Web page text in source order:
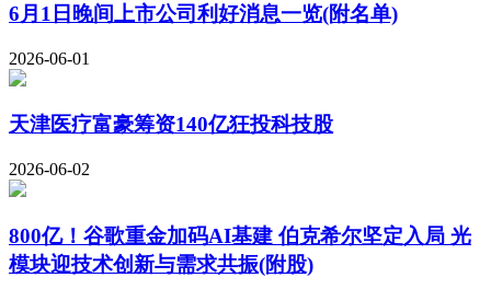
6月1日晚间上市公司利好消息一览(附名单)
2026-06-01
天津医疗富豪筹资140亿狂投科技股
2026-06-02
800亿！谷歌重金加码AI基建 伯克希尔坚定入局 光
模块迎技术创新与需求共振(附股)